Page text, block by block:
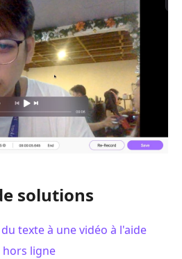
solutions
texte à une vidéo à l'aide
ligne